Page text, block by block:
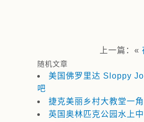
上一篇：«
随机文章
美国佛罗里达 Sloppy
吧
捷克美丽乡村大教堂一角
英国奥林匹克公园水上